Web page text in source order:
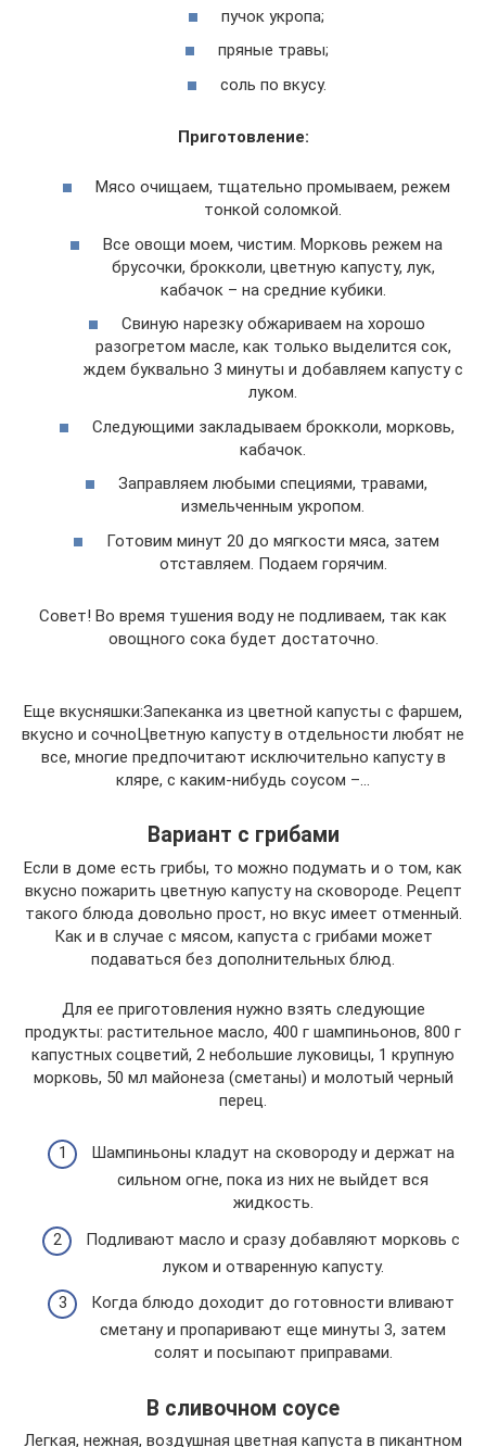
пучок укропа;
пряные травы;
соль по вкусу.
Приготовление:
Мясо очищаем, тщательно промываем, режем
тонкой соломкой.
Все овощи моем, чистим. Морковь режем на
брусочки, брокколи, цветную капусту, лук,
кабачок – на средние кубики.
Свиную нарезку обжариваем на хорошо
разогретом масле, как только выделится сок,
ждем буквально 3 минуты и добавляем капусту с
луком.
Следующими закладываем брокколи, морковь,
кабачок.
Заправляем любыми специями, травами,
измельченным укропом.
Готовим минут 20 до мягкости мяса, затем
отставляем. Подаем горячим.
Совет! Во время тушения воду не подливаем, так как
овощного сока будет достаточно.
Еще вкусняшки:Запеканка из цветной капусты с фаршем,
вкусно и сочноЦветную капусту в отдельности любят не
все, многие предпочитают исключительно капусту в
кляре, с каким-нибудь соусом –…
Вариант с грибами
Если в доме есть грибы, то можно подумать и о том, как
вкусно пожарить цветную капусту на сковороде. Рецепт
такого блюда довольно прост, но вкус имеет отменный.
Как и в случае с мясом, капуста с грибами может
подаваться без дополнительных блюд.
Для ее приготовления нужно взять следующие
продукты: растительное масло, 400 г шампиньонов, 800 г
капустных соцветий, 2 небольшие луковицы, 1 крупную
морковь, 50 мл майонеза (сметаны) и молотый черный
перец.
Шампиньоны кладут на сковороду и держат на
сильном огне, пока из них не выйдет вся
жидкость.
Подливают масло и сразу добавляют морковь с
луком и отваренную капусту.
Когда блюдо доходит до готовности вливают
сметану и пропаривают еще минуты 3, затем
солят и посыпают приправами.
В сливочном соусе
Легкая, нежная, воздушная цветная капуста в пикантном